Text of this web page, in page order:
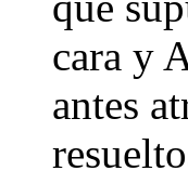
cara y
antes